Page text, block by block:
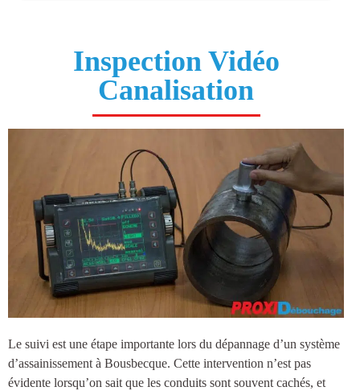
Inspection Vidéo
Canalisation
Le suivi est une étape importante lors du dépannage d’un système
d’assainissement à Bousbecque. Cette intervention n’est pas
évidente lorsqu’on sait que les conduits sont souvent cachés, et